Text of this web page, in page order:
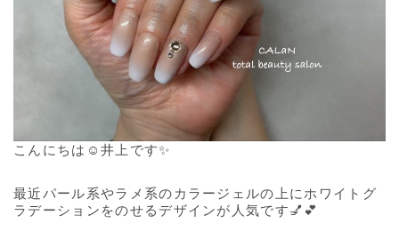
こんにちは☺️井上です✨
最近パール系やラメ系のカラージェルの上にホワイトグ
ラデーションをのせるデザインが人気です💅💕